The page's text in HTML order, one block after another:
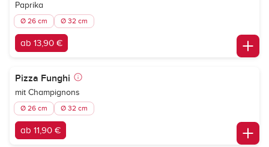
Paprika
Ø 26 cm Ø 32 cm
ab 13,90 €
Pizza Funghi
mit Champignons
Ø 26 cm Ø 32 cm
ab 11,90 €